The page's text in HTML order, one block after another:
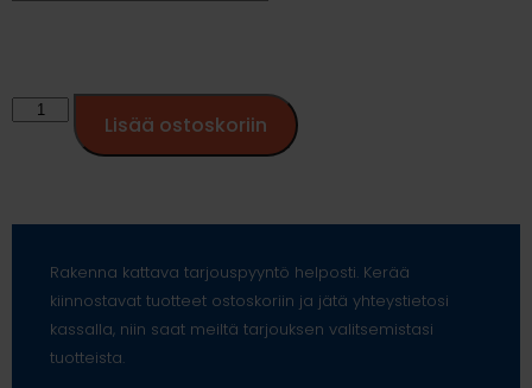
Lisää ostoskoriin
Rakenna kattava tarjouspyyntö helposti. Kerää
kiinnostavat tuotteet ostoskoriin ja jätä yhteystietosi
kassalla, niin saat meiltä tarjouksen valitsemistasi
tuotteista.